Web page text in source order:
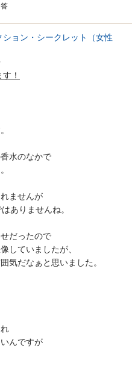
ション・シークレット（女性
！
水のなかで
ませんが
ありませんね。
だったので
していましたが、
気だなぁと思いました。
んですが